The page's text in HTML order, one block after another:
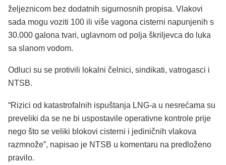
željeznicom bez dodatnih sigurnosnih propisa. Vlakovi
sada mogu voziti 100 ili više vagona cisterni napunjenih s
30.000 galona tvari, uglavnom od polja škriljevca do luka
sa slanom vodom.
Odluci su se protivili lokalni čelnici, sindikati, vatrogasci i
NTSB.
“Rizici od katastrofalnih ispuštanja LNG-a u nesrećama su
preveliki da se ne bi uspostavile operativne kontrole prije
nego što se veliki blokovi cisterni i jediničnih vlakova
razmnože”, napisao je NTSB u komentaru na predloženo
pravilo.